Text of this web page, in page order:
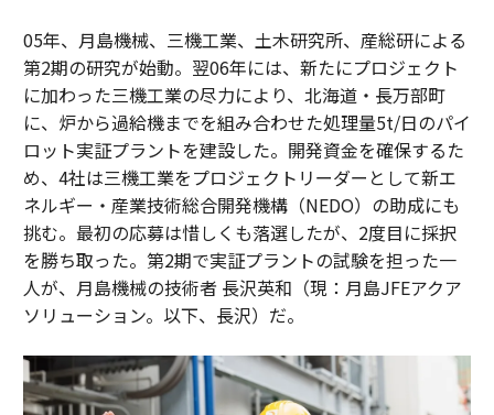
05年、月島機械、三機工業、土木研究所、産総研による
第2期の研究が始動。翌06年には、新たにプロジェクト
に加わった三機工業の尽力により、北海道・長万部町
に、炉から過給機までを組み合わせた処理量5t/日のパイ
ロット実証プラントを建設した。開発資金を確保するた
め、4社は三機工業をプロジェクトリーダーとして新エ
ネルギー・産業技術総合開発機構（NEDO）の助成にも
挑む。最初の応募は惜しくも落選したが、2度目に採択
を勝ち取った。第2期で実証プラントの試験を担った一
人が、月島機械の技術者 長沢英和（現：月島JFEアクア
ソリューション。以下、長沢）だ。